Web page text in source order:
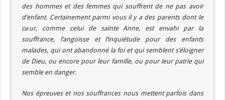
des hommes et des femmes qui souffrent de ne pas avoir
d’enfant. Certainement parmi vous il y a des parents dont le
cœur, comme celui de sainte Anne, est envahi par la
souffrance, l’angoisse et l’inquiétude pour des enfants
malades, qui ont abandonné la foi et qui semblent s’éloigner
de Dieu, ou encore pour leur famille, ou pour leur patrie qui
semble en danger.
Nos épreuves et nos souffrances nous mettent parfois dans